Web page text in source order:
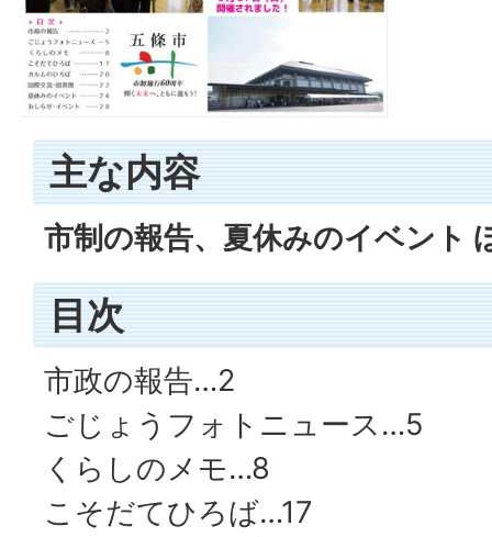
主な内容
市制の報告、夏休みのイベント
目次
市政の報告…2
ごじょうフォトニュース…5
くらしのメモ…8
こそだてひろば…17